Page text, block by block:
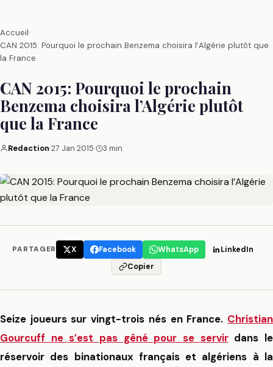
Accueil›
CAN 2015: Pourquoi le prochain Benzema choisira l’Algérie plutôt que
la France
CAN 2015: Pourquoi le prochain
Benzema choisira l’Algérie plutôt
que la France
Redaction·27 Jan 2015· 3 min
PARTAGER X Facebook WhatsApp
LinkedIn
Copier
Seize joueurs sur vingt-trois nés en France. Christian
Gourcuff ne s’est pas gêné pour se servirdans le
réservoir des binationaux français et algériens à la